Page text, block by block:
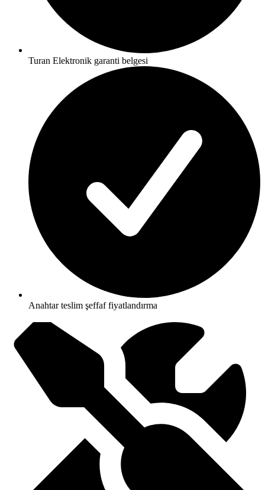
Turan Elektronik garanti belgesi
Anahtar teslim şeffaf fiyatlandırma